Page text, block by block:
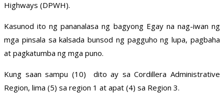
Highways (DPWH).
Kasunod ito ng pananalasa ng bagyong Egay na nag-iwan ng
mga pinsala sa kalsada bunsod ng pagguho ng lupa, pagbaha
at pagkatumba ng mga puno.
Kung saan sampu (10) dito ay sa Cordillera Administrative
Region, lima (5) sa region 1 at apat (4) sa Region 3.